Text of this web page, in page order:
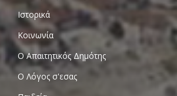
Ιστορικά
Κοινωνία
Ο Απαιτητικός Δημότης
Ο Λόγος σ'εσας